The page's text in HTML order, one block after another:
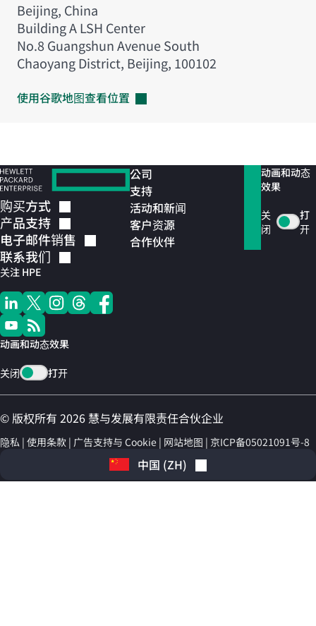
Beijing, China
Building A LSH Center
No.8 Guangshun Avenue South
Chaoyang District, Beijing, 100102
使用谷歌地图查看位置
购买方式
产品支持
电子邮件销售
联系我们
关注 HPE
动画和动态效果
关闭 打开
公司
支持
活动和新闻
客户资源
合作伙伴
动画和动态
效果
关
闭
打
开
© 版权所有 2026 慧与发展有限责任合伙企业
隐私 使用条款 广告支持与 Cookie 网站地图 京ICP备05021091号-8
中国 (ZH)